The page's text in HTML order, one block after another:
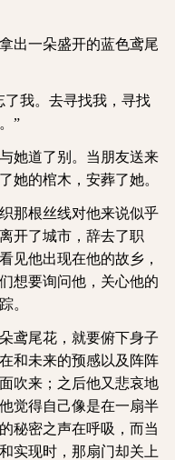
出一朵盛开的蓝色鸢尾
了我。去寻找我，寻找
”
她道了别。当朋友送来
她的棺木，安葬了她。
那根丝线对他来说似乎
开了城市，辞去了职
见他出现在他的故乡，
想要询问他，关心他的
。
鸢尾花，就要俯下身子
和未来的预感以及阵阵
吹来；之后他又悲哀地
觉得自己像是在一扇半
秘密之声在呼吸，而当
实现时，那扇门却关上